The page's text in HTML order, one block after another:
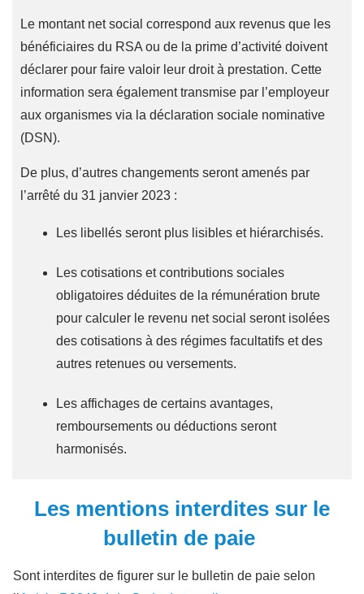
Le montant net social correspond aux revenus que les
bénéficiaires du RSA ou de la prime d’activité doivent
déclarer pour faire valoir leur droit à prestation. Cette
information sera également transmise par l’employeur
aux organismes via la déclaration sociale nominative
(DSN).
De plus, d’autres changements seront amenés par
l’arrêté du 31 janvier 2023 :
Les libellés seront plus lisibles et hiérarchisés.
Les cotisations et contributions sociales
obligatoires déduites de la rémunération brute
pour calculer le revenu net social seront isolées
des cotisations à des régimes facultatifs et des
autres retenues ou versements.
Les affichages de certains avantages,
remboursements ou déductions seront
harmonisés.
Les mentions interdites sur le
bulletin de paie
Sont interdites de figurer sur le bulletin de paie selon